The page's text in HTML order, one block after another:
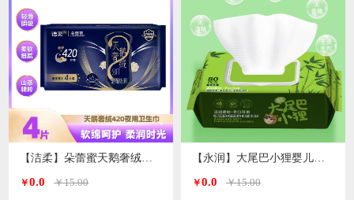
￥0.0 ￥15.00 ￥0.0 ￥15.00